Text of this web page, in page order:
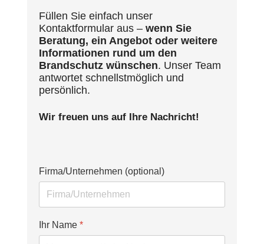
Füllen Sie einfach unser
Kontaktformular aus –wenn Sie
Beratung, ein Angebot oder weitere
Informationen rund um den
Brandschutz wünschen. Unser Team
antwortet schnellstmöglich und
persönlich.
Wir freuen uns auf Ihre Nachricht!
Firma/Unternehmen (optional)
Ihr Name*